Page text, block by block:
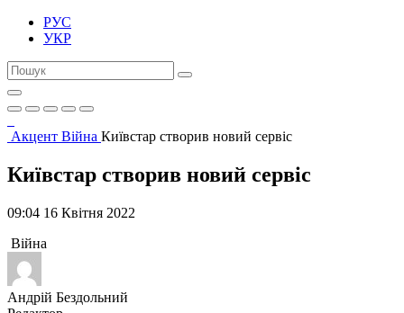
РУС
УКР
Акцент Війна Київстар створив новий сервіс
Київстар створив новий сервіс
09:04 16 Квітня 2022
Війна
Андрій Бездольний